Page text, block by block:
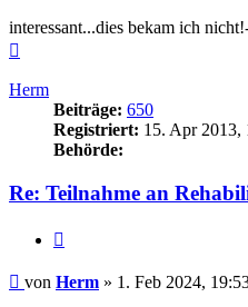
interessant...dies bekam ich
Herm
Beiträge: 650
Registriert: 15. Apr 2013,
Behörde:
Re: Teilnahme an
Beitrag
von Herm » 1. Feb 2024,